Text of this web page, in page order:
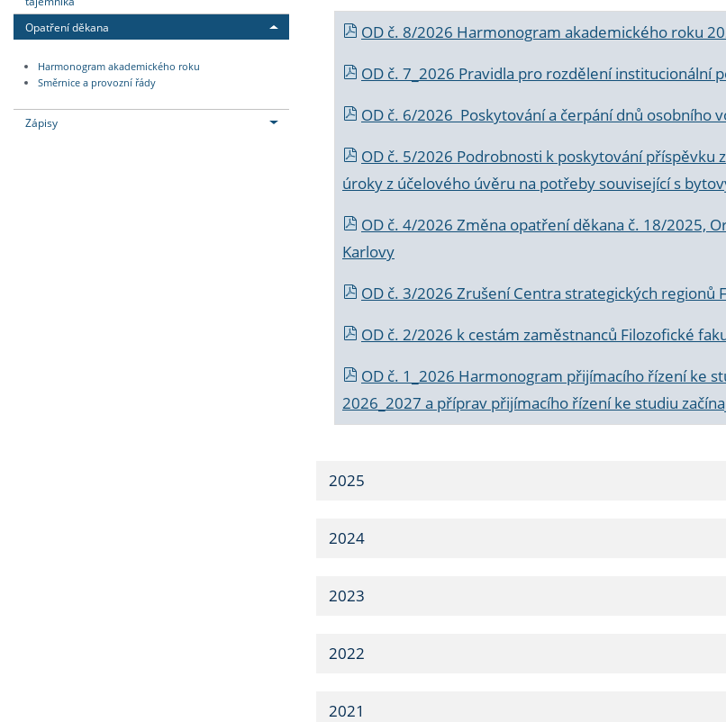
Opatření děkana
Harmonogram akademického roku
Směrnice a provozní řády
Zápisy
OD č. 8/2026 Harmonogram akademického roku
OD č. 7_2026 Pravidla pro rozdělení institucionální
OD č. 6/2026 Poskytování a čerpání dnů osobního
OD č. 5/2026 Podrobnosti k poskytování
úroky z účelového úvěru na potřeby související s
OD č. 4/2026 Změna opatření děkana č. 18/2025,
Karlovy
OD č. 3/2026 Zrušení Centra strategických regionů
OD č. 2/2026 k cestám zaměstnanců Filozofické
OD č. 1_2026 Harmonogram přijímacího řízení ke
2026_2027 a příprav přijímacího řízení ke studiu
2025
2024
2023
2022
2021